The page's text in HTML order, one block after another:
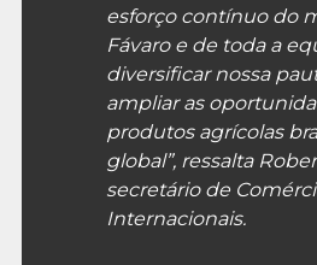
esforço contínuo do
Fávaro e de toda a
diversificar nossa
ampliar as
produtos agrícolas
global”, ressalta
secretário de
Internacionais.